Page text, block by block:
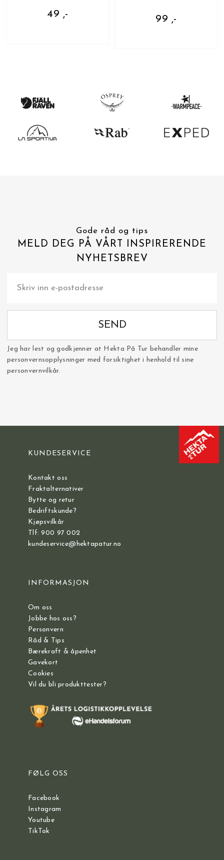
49 ,- 99 ,-
Gode råd og tips
MELD DEG PÅ VÅRT INSPIRERENDE
NYHETSBREV
SEND
Jeg har lest og godkjenner at Hekta På Tur behandler mine
personvernsopplysninger med forsiktighet i henhold til sine
personvernvilkår.
KUNDESERVICE
Kontakt oss
Fraktalternativer
Bytte og retur
Bedriftskunde?
Kjøpsvilkår
Tlf: 900 97 002
kundeservice@hektapatur.no
INFORMASJON
Om oss
Jobbe hos oss?
Personvern
Råd & Tips
Bærekraft & åpenhet
Gavekort
Cookies
Vil du bli produkttester?
FØLG OSS
Facebook
Instagram
Youtube
TikTok